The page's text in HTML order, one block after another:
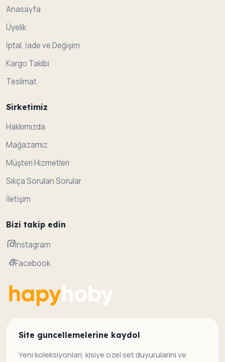
Anasayfa
Üyelik
İptal, İade ve Değişim
Kargo Takibi
Teslimat
Sirketimiz
Hakkımızda
Mağazamız
Müşteri Hizmetleri
Sıkça Sorulan Sorular
İletişim
Bizi takip edin
Instagram
Facebook
Site guncellemelerine kaydol
Yeni koleksiyonlari, kisiye ozel set duyurularini ve